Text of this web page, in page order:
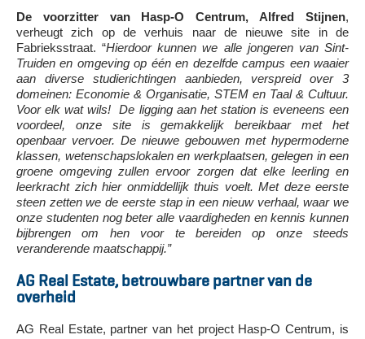
De voorzitter van Hasp-O Centrum, Alfred Stijnen,
verheugt zich op de verhuis naar de nieuwe site in de
Fabrieksstraat. “Hierdoor kunnen we alle jongeren van Sint-
Truiden en omgeving op één en dezelfde campus een waaier
aan diverse studierichtingen aanbieden, verspreid over 3
domeinen: Economie & Organisatie, STEM en Taal & Cultuur.
Voor elk wat wils! De ligging aan het station is eveneens een
voordeel, onze site is gemakkelijk bereikbaar met het
openbaar vervoer. De nieuwe gebouwen met hypermoderne
klassen, wetenschapslokalen en werkplaatsen, gelegen in een
groene omgeving zullen ervoor zorgen dat elke leerling en
leerkracht zich hier onmiddellijk thuis voelt. Met deze eerste
steen zetten we de eerste stap in een nieuw verhaal, waar we
onze studenten nog beter alle vaardigheden en kennis kunnen
bijbrengen om hen voor te bereiden op onze steeds
veranderende maatschappij.”
AG Real Estate, betrouwbare partner van de
overheid
AG Real Estate, partner van het project Hasp-O Centrum, is